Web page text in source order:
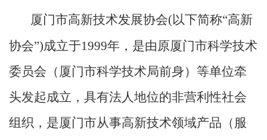
厦门市高新技术发展协会(以下简称“高新
协会”)成立于1999年， 是由原厦门市科学技术
委员会 （厦门市科学技术局前身）等单位牵
头发起成立 ， 具有法人地位的非营利性社会
组织 ， 是厦门市从事高新技术领域产品（服